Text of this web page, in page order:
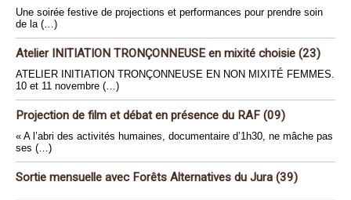
Une soirée festive de projections et performances pour prendre soin
de la (…)
Atelier INITIATION TRONÇONNEUSE en mixité choisie (23)
ATELIER INITIATION TRONÇONNEUSE EN NON MIXITÉ FEMMES.
10 et 11 novembre (…)
Projection de film et débat en présence du RAF (09)
« A l’abri des activités humaines, documentaire d’1h30, ne mâche pas
ses (…)
Sortie mensuelle avec Forêts Alternatives du Jura (39)